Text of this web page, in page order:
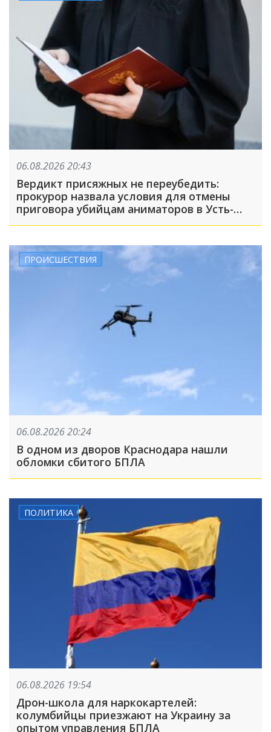
06.08.2026 20:43
Вердикт присяжных не переубедить:
прокурор назвала условия для отмены
приговора убийцам аниматоров в Усть-
ПРОИСШЕСТВИЯ
06.08.2026 20:24
В одном из дворов Краснодара нашли
обломки сбитого БПЛА
ПОЛИТИКА
06.08.2026 19:54
Дрон-школа для наркокартелей:
колумбийцы приезжают на Украину за
опытом управления БПЛА